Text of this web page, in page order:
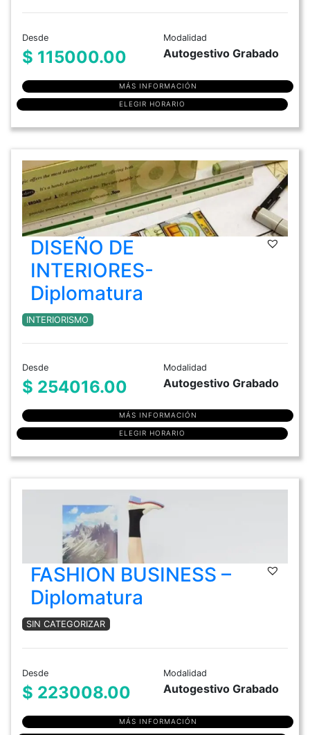
Desde
$ 115000.00
Modalidad
Autogestivo Grabado
MÁS INFORMACIÓN
ELEGIR HORARIO
DISEÑO DE
INTERIORES-
Diplomatura
INTERIORISMO
Desde
$ 254016.00
Modalidad
Autogestivo Grabado
MÁS INFORMACIÓN
ELEGIR HORARIO
FASHION BUSINESS –
Diplomatura
SIN CATEGORIZAR
Desde
$ 223008.00
Modalidad
Autogestivo Grabado
MÁS INFORMACIÓN